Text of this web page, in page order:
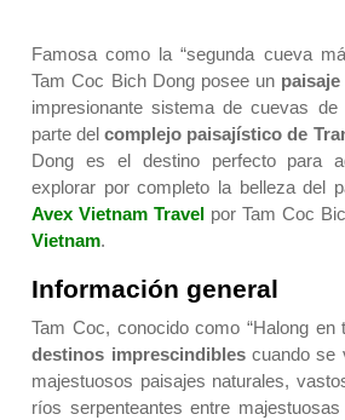
Famosa como la “segunda cueva
Tam Coc Bich Dong posee un
impresionante sistema de cuevas
parte delcomplejo paisajístico de
Dong es el destino perfecto para
explorar por completo la belleza del
Avex Vietnam Travel por Tam Coc
Vietnam.
Información general
Tam Coc, conocido como “Halong en
destinos imprescindiblescuando se
majestuosos paisajes naturales,
ríos serpenteantes entre